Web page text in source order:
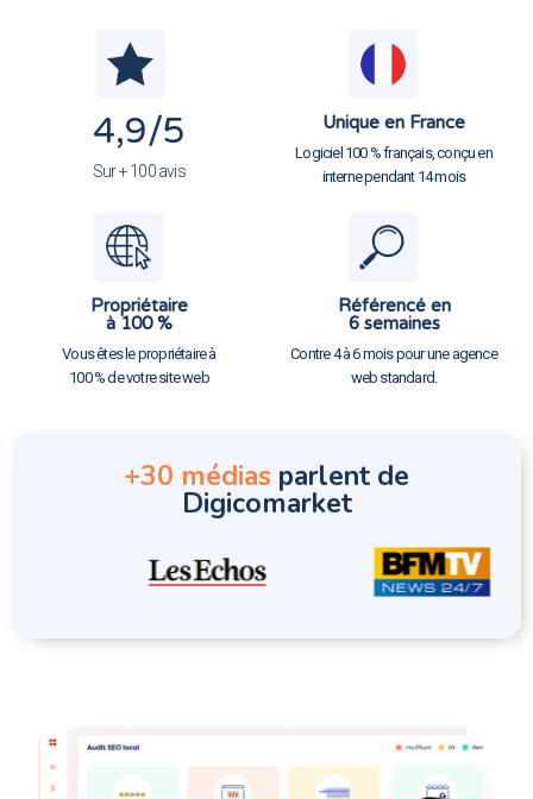
4,9/5
Sur + 100 avis
Unique en France
Logiciel 100 % français, conçu en
interne pendant 14 mois
Propriétaire
à 100 %
Vous êtes le propriétaire à
100 % de votre site web
Référencé en
6 semaines
Contre 4 à 6 mois pour une agence
web standard.
+30 médias parlent de
Digicomarket